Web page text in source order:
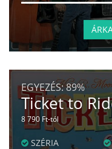
EGYEZÉS:89%
Ticket to
8 790 Ft-tól
SZÉRIA